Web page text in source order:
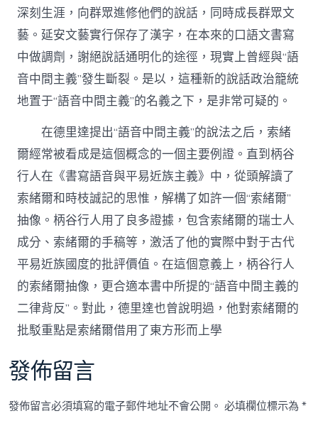
深刻生涯，向群眾進修他們的說話，同時成長群眾文
藝。延安文藝實行保存了漢字，在本來的口語文書寫
中做調劑，謝絕說話通明化的途徑，現實上曾經與“語
音中間主義”發生斷裂。是以，這種新的說話政治籠統
地置于“語音中間主義”的名義之下，是非常可疑的。
在德里達提出“語音中間主義”的說法之后，索緒
爾經常被看成是這個概念的一個主要例證。直到柄谷
行人在《書寫語音與平易近族主義》中，從頭解讀了
索緒爾和時枝誠記的思惟，解構了如許一個“索緒爾”
抽像。柄谷行人用了良多證據，包含索緒爾的瑞士人
成分、索緒爾的手稿等，激活了他的實際中對于古代
平易近族國度的批評價值。在這個意義上，柄谷行人
的索緒爾抽像，更合適本書中所提的“語音中間主義的
二律背反”。對此，德里達也曾說明過，他對索緒爾的
批駁重點是索緒爾借用了東方形而上學
發佈留言
發佈留言必須填寫的電子郵件地址不會公開。 必填欄位標示為*